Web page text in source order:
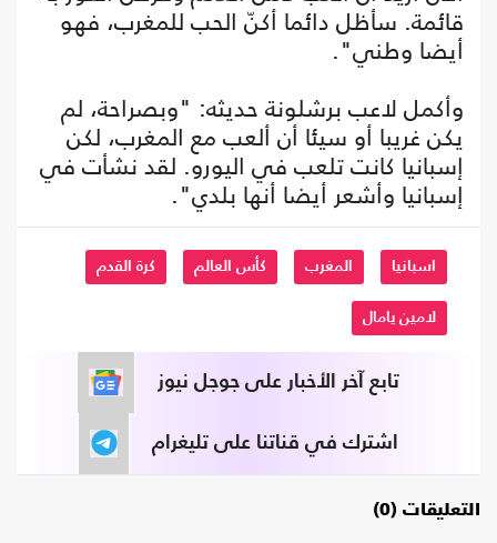
قائمة. سأظل دائما أكنّ الحب للمغرب، فهو
أيضا وطني".
وأكمل لاعب برشلونة حديثه: "وبصراحة، لم
يكن غريبا أو سيئا أن ألعب مع المغرب، لكن
إسبانيا كانت تلعب في اليورو. لقد نشأت في
إسبانيا وأشعر أيضا أنها بلدي".
اسبانيا المغرب كأس العالم كرة القدم
لامين يامال
تابع آخر الأخبار على جوجل نيوز
اشترك في قناتنا على تليغرام
التعليقات (0)